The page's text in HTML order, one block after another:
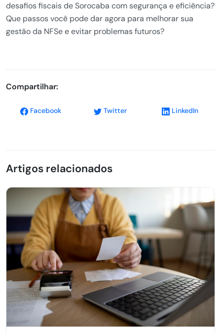
desafios fiscais de Sorocaba com segurança e eficiência?
Que passos você pode dar agora para melhorar sua
gestão da NFSe e evitar problemas futuros?
Compartilhar:
Facebook Twitter LinkedIn
Artigos relacionados